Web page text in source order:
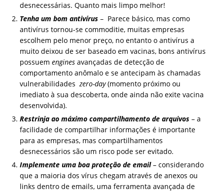
desnecessárias. Quanto mais limpo melhor!
Tenha um bom antivírus – Parece básico, mas como
antivírus tornou-se commoditie, muitas empresas
escolhem pelo menor preço, no entanto o antivírus a
muito deixou de ser baseado em vacinas, bons antivírus
possuem engines avançadas de detecção de
comportamento anômalo e se antecipam às chamadas
vulnerabilidadeszero-day(momento próximo ou
imediato à sua descoberta, onde ainda não exite vacina
desenvolvida).
Restrinja ao máximo compartilhamento de arquivos – a
facilidade de compartilhar informações é importante
para as empresas, mas compartilhamentos
desnecessários são um risco pode ser evitado.
Implemente uma boa proteção de email– considerando
que a maioria dos vírus chegam através de anexos ou
links dentro de emails, uma ferramenta avançada de